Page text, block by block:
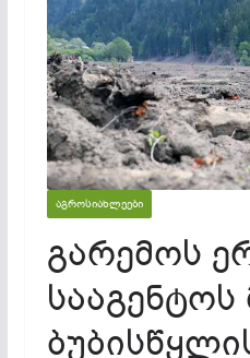
ᲐᲒᲠᲝᲡᲘᲐᲮᲚᲔᲔᲑᲘ
გარემოს